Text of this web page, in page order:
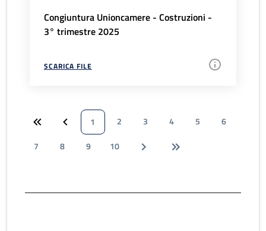
Congiuntura Unioncamere - Costruzioni -
3° trimestre 2025
SCARICA FILE
1 2 3 4 5
6
7
8 9 10